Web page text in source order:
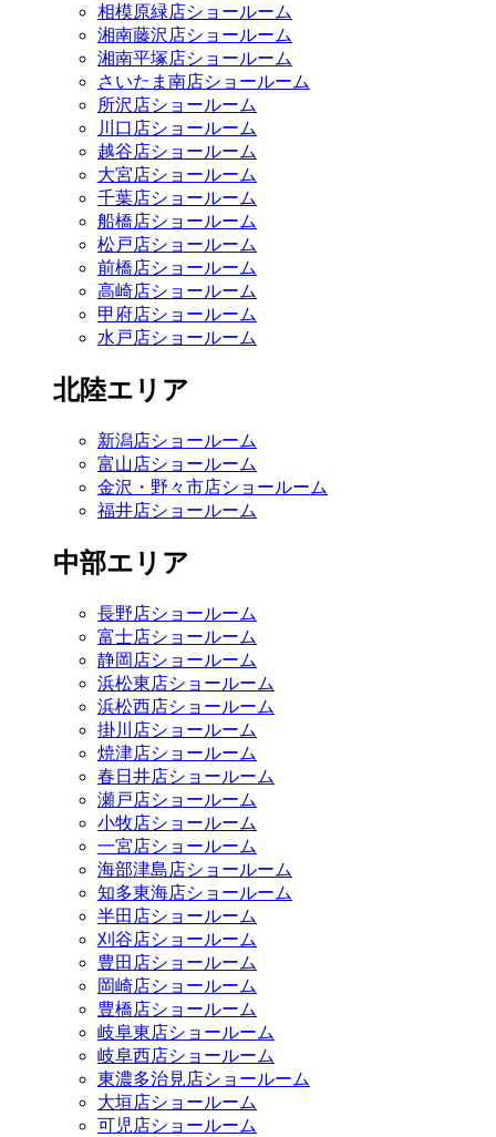
相模原緑店ショールーム
湘南藤沢店ショールーム
湘南平塚店ショールーム
さいたま南店ショールーム
所沢店ショールーム
川口店ショールーム
越谷店ショールーム
大宮店ショールーム
千葉店ショールーム
船橋店ショールーム
松戸店ショールーム
前橋店ショールーム
高崎店ショールーム
甲府店ショールーム
水戸店ショールーム
北陸エリア
新潟店ショールーム
富山店ショールーム
金沢・野々市店ショールーム
福井店ショールーム
中部エリア
長野店ショールーム
富士店ショールーム
静岡店ショールーム
浜松東店ショールーム
浜松西店ショールーム
掛川店ショールーム
焼津店ショールーム
春日井店ショールーム
瀬戸店ショールーム
小牧店ショールーム
一宮店ショールーム
海部津島店ショールーム
知多東海店ショールーム
半田店ショールーム
刈谷店ショールーム
豊田店ショールーム
岡崎店ショールーム
豊橋店ショールーム
岐阜東店ショールーム
岐阜西店ショールーム
東濃多治見店ショールーム
大垣店ショールーム
可児店ショールーム